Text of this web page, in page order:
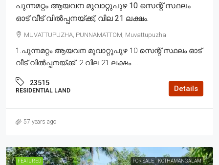
പുന്നമറ്റം ആയവന മുവാറ്റുപുഴ 10 സെന്റ് സ്ഥലം
ഓട് വീട് വിൽപ്പനയ്ക്ക്, വില 21 ലക്ഷം.
MUVATTUPUZHA, PUNNAMATTOM, Muvattupuzha
1.പുന്നമറ്റം ആയവന മുവാറ്റുപുഴ 10 സെന്റ് സ്ഥലം ഓട്
വീട് വിൽപ്പനയ്ക്ക്. 2.വില 21 ലക്ഷം....
23515
RESIDENTIAL LAND Details
57 years ago
FEATURED FOR SALE KOTHAMANGALAM